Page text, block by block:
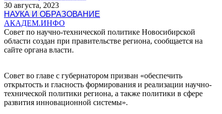
30 августа, 2023
НАУКА И ОБРАЗОВАНИЕ
АКАДЕМ.ИНФО
Совет по научно-технической политике Новосибирской
области создан при правительстве региона, сообщается на
сайте органа власти.
Совет во главе с губернатором призван «обеспечить
открытость и гласность формирования и реализации научно-
технической политики региона, а также политики в сфере
развития инновационной системы».